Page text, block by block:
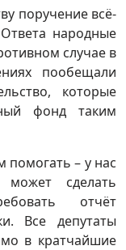
поручение всё-
народные
случае в
пообещали
которые
фонд таким
помогать – у нас
сделать
отчёт
Все депутаты
в кратчайшие